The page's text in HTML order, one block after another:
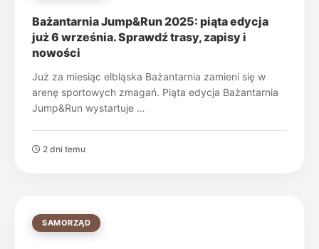
Bażantarnia Jump&Run 2025: piąta edycja
już 6 września. Sprawdź trasy, zapisy i
nowości
Już za miesiąc elbląska Bażantarnia zamieni się w
arenę sportowych zmagań. Piąta edycja Bażantarnia
Jump&Run wystartuje …
2 dni temu
SAMORZĄD